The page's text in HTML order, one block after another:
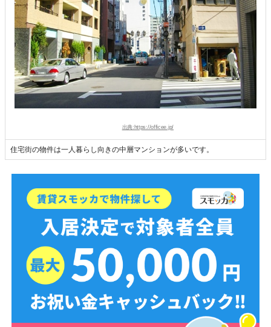
出典:https://officee.jp/
住宅街の物件は一人暮らし向きの中層マンションが多いです。